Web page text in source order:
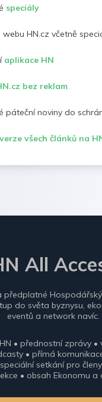
speciály
webu HN.cz včetně
aplikace HN
bez reklam
páteční noviny do
všech článků na
All
předplatné
do světa byznysu,
eventů a network navíc.
• přednostní zprávy •
• přímá
setkání pro členy
• obsah Ekonomu a